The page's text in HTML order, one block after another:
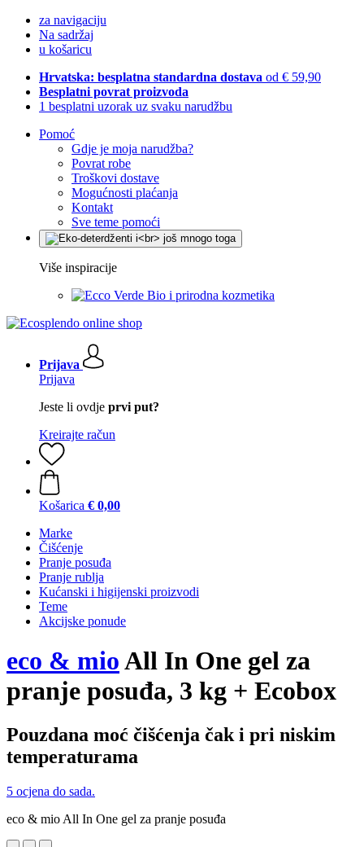
za navigaciju
Na sadržaj
u košaricu
Hrvatska: besplatna standardna dostava od € 59,90
Besplatni povrat proizvoda
1 besplatni uzorak uz svaku narudžbu
Pomoć
Gdje je moja narudžba?
Povrat robe
Troškovi dostave
Mogućnosti plaćanja
Kontakt
Sve teme pomoći
Više inspiracije
Bio i prirodna kozmetika
Prijava
Prijava
Jeste li ovdje prvi put?
Kreirajte račun
Košarica € 0,00
Marke
Čišćenje
Pranje posuđa
Pranje rublja
Kućanski i higijenski proizvodi
Teme
Akcijske ponude
eco & mioAll In One gel za
pranje posuđa, 3 kg + Ecobox
Pouzdana moć čišćenja čak i pri niskim
temperaturama
5 ocjena do sada.
eco & mio All In One gel za pranje posuđa